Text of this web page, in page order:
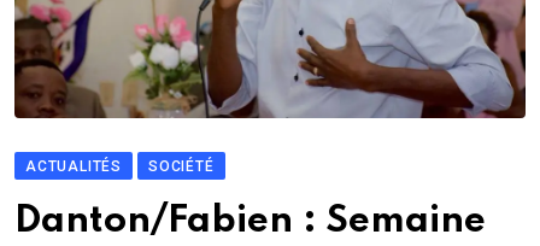
ACTUALITÉS SOCIÉTÉ
Danton/Fabien : Semaine